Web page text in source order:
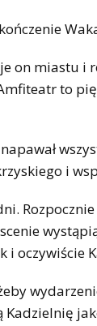
on miastu i
to
i
i oczywiście